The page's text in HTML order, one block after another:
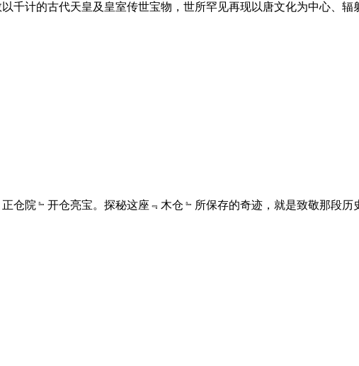
千计的古代天皇及皇室传世宝物，世所罕见再现以唐文化为中心、
仓院﹄开仓亮宝。探秘这座﹃木仓﹄所保存的奇迹，就是致敬那段历